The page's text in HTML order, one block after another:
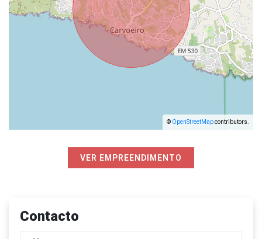
© OpenStreetMapcontributors.
VER EMPREENDIMENTO
Contacto